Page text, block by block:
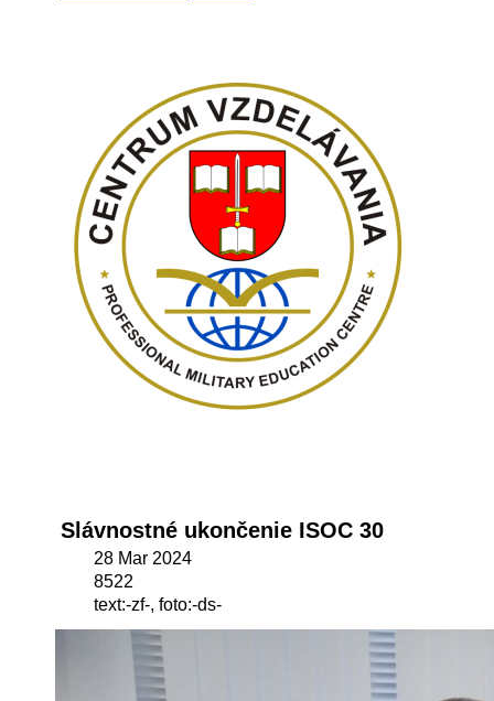
Slávnostné ukončenie ISOC 30
28 Mar 2024
8522
text:-zf-, foto:-ds-